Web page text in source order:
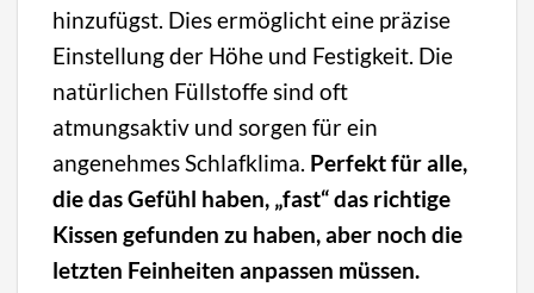
hinzufügst. Dies ermöglicht eine präzise
Einstellung der Höhe und Festigkeit. Die
natürlichen Füllstoffe sind oft
atmungsaktiv und sorgen für ein
angenehmes Schlafklima. Perfekt für alle,
die das Gefühl haben, „fast“ das richtige
Kissen gefunden zu haben, aber noch die
letzten Feinheiten anpassen müssen.